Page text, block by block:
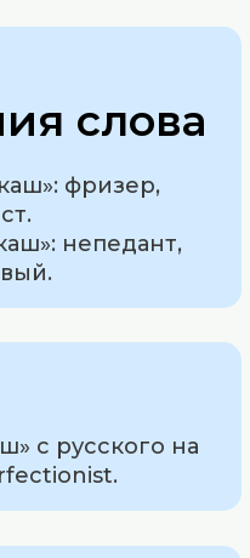
слова
фризер,
непедант,
с русского на